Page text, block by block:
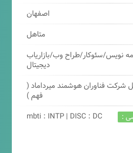
اصفهان
متاهل
نویس/سئوکار/طراح وب/بازاریاب
دیجیتال
شرکت فناوران هوشمند میرداماد (
فهم )
:
mbti : INTP | DISC : DC